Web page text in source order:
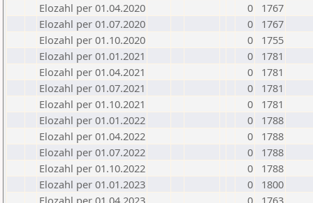
Elozahl per 01.04.2020
0
1767
Elozahl per 01.07.2020
0
1767
Elozahl per 01.10.2020
0
1755
Elozahl per 01.01.2021
0
1781
Elozahl per 01.04.2021
0
1781
Elozahl per 01.07.2021
0
1781
Elozahl per 01.10.2021
0
1781
Elozahl per 01.01.2022
0
1788
Elozahl per 01.04.2022
0
1788
Elozahl per 01.07.2022
0
1788
Elozahl per 01.10.2022
0
1788
Elozahl per 01.01.2023
0
1800
Elozahl per 01.04.2023
0
1763